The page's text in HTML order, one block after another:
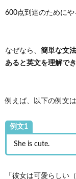
600点到達のためにや
なぜなら、 簡単な文
あると英文を理解で
例えば、以下の例文
例文1
She is cute.
「彼女は可愛らしい